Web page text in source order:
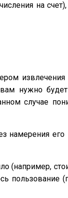
на
извлечения
нужно
случае
намерения его
(например,
пользование